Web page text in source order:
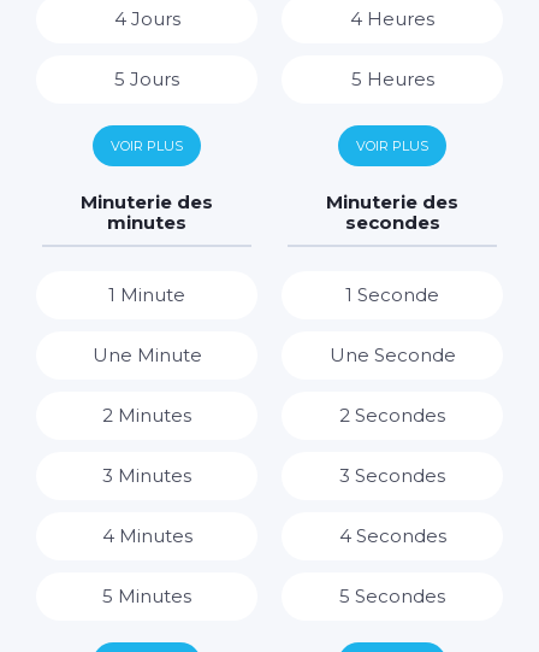
4 Jours
5 Jours
6 Jours
7 Jours
VOIR PLUS
4 Heures
5 Heures
6 Heures
7 Heures
VOIR PLUS
Minuterie des
minutes
1 Minute
Une Minute
2 Minutes
3 Minutes
4 Minutes
5 Minutes
Minuterie des
secondes
1 Seconde
Une Seconde
2 Secondes
3 Secondes
4 Secondes
5 Secondes